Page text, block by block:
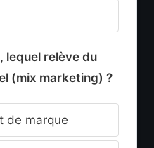
lequel relève du
(mix marketing) ?
de marque